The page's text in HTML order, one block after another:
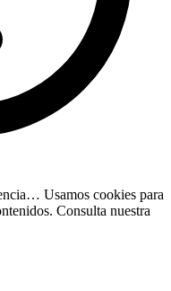
Usamos cookies para
Consulta nuestra